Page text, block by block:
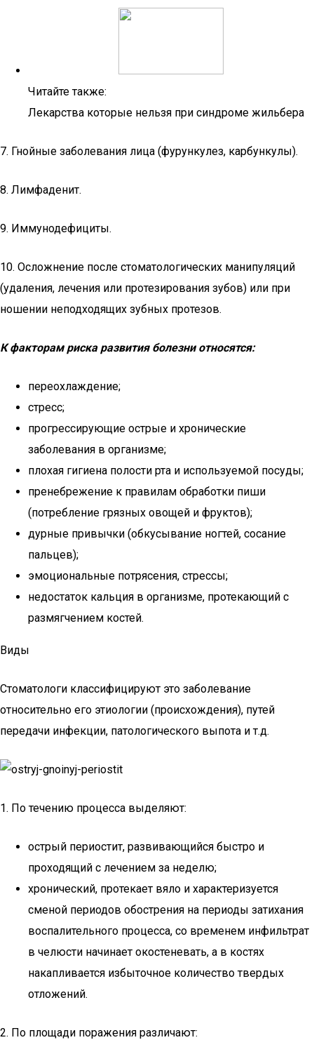
Читайте также:
Лекарства которые нельзя при синдроме жильбера
7. Гнойные заболевания лица (фурункулез, карбункулы).
8. Лимфаденит.
9. Иммунодефициты.
10. Осложнение после стоматологических манипуляций
(удаления, лечения или протезирования зубов) или при
ношении неподходящих зубных протезов.
К факторам риска развития болезни относятся:
переохлаждение;
стресс;
прогрессирующие острые и хронические
заболевания в организме;
плохая гигиена полости рта и используемой посуды;
пренебрежение к правилам обработки пиши
(потребление грязных овощей и фруктов);
дурные привычки (обкусывание ногтей, сосание
пальцев);
эмоциональные потрясения, стрессы;
недостаток кальция в организме, протекающий с
размягчением костей.
Виды
Стоматологи классифицируют это заболевание
относительно его этиологии (происхождения), путей
передачи инфекции, патологического выпота и т.д.
1. По течению процесса выделяют:
острый периостит, развивающийся быстро и
проходящий с лечением за неделю;
хронический, протекает вяло и характеризуется
сменой периодов обострения на периоды затихания
воспалительного процесса, со временем инфильтрат
в челюсти начинает окостеневать, а в костях
накапливается избыточное количество твердых
отложений.
2. По площади поражения различают: